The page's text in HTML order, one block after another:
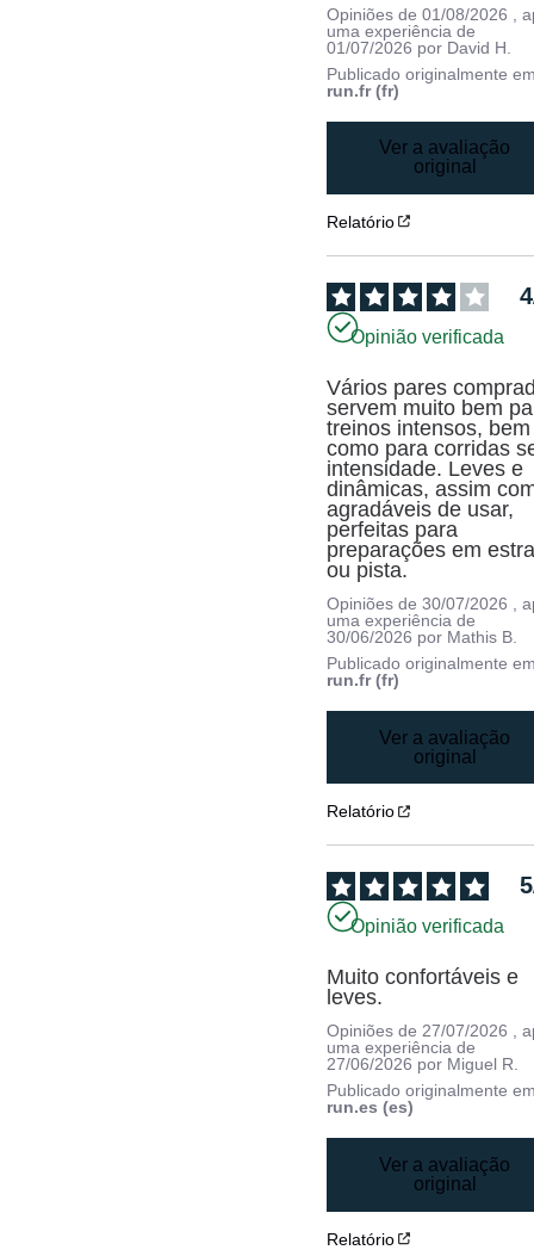
Opiniões de01/08/2026
,
uma experiência de
01/07/2026 por David H.
Publicado originalmente
run.fr (fr)
Ver a avaliação
original
Relatório
4
Opinião verificada
Vários pares
servem muito bem
treinos intensos, bem
como para corridas
intensidade. Leves e
dinâmicas, assim
agradáveis de usar,
perfeitas para
preparações em
ou pista.
Opiniões de30/07/2026
,
uma experiência de
30/06/2026 por Mathis B.
Publicado originalmente
run.fr (fr)
Ver a avaliação
original
Relatório
5
Opinião verificada
Muito confortáveis e
leves.
Opiniões de27/07/2026 ,
uma experiência de
27/06/2026 por Miguel R.
Publicado originalmente
run.es (es)
Ver a avaliação
original
Relatório